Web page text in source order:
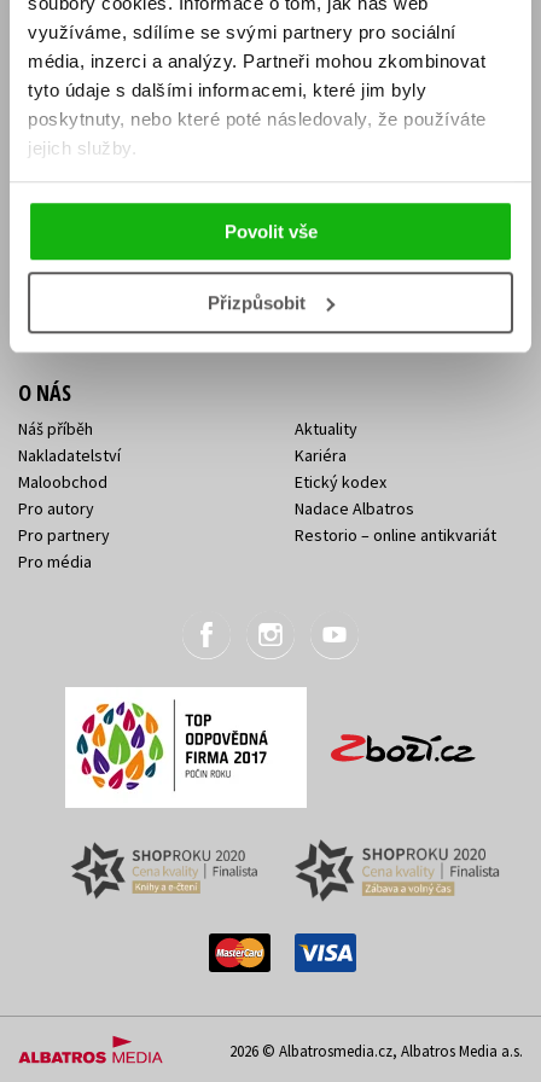
využíváme, sdílíme se svými partnery pro sociální
média, inzerci a analýzy. Partneři mohou zkombinovat
tyto údaje s dalšími informacemi, které jim byly
poskytnuty, nebo které poté následovaly, že používáte
jejich služby.
Povolit vše
Přizpůsobit
E-SHOP
Aktuality
Naši autoři
Obchodní podmínky
Jak nakoupit
Knižní novinky
Dárkové poukazy
Affiliate program
KONTAKTY
Sídlo společnosti
Kontakty Albatros Media
O NÁS
Náš příběh
Nakladatelství
Maloobchod
Pro autory
Pro partnery
Pro média
Aktuality
Kariéra
Etický kodex
Nadace Albatros
Restorio – online antikvariát
2026 © Albatrosmedia.cz, Albatros Media a.s.